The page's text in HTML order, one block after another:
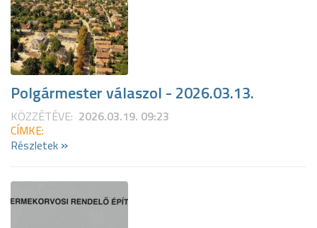
Polgármester válaszol - 2026.03.13.
KÖZZÉTÉVE: 2026.03.19. 09:23
CÍMKE:
Részletek »